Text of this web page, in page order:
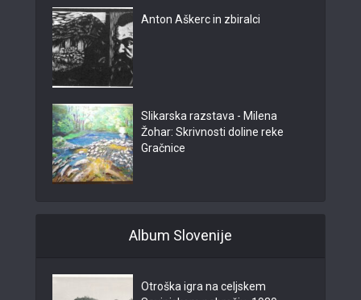
Anton Aškerc in zbiralci
Slikarska razstava - Milena
Žohar: Skrivnosti doline reke
Gračnice
Album Slovenije
Otroška igra na celjskem